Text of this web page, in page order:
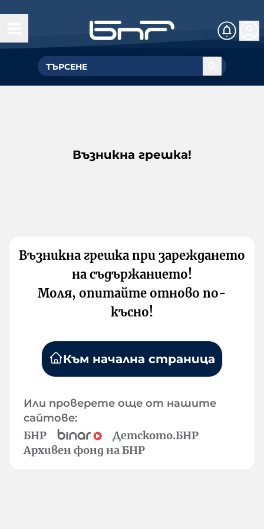
Възникна грешка!
Възникна грешка при зареждането
на съдържанието!
Моля, опитайте отново по-
късно!
Към начална страница
Или проверете още от нашите
сайтове:
БНР
Детското.БНР
Архивен фонд на БНР